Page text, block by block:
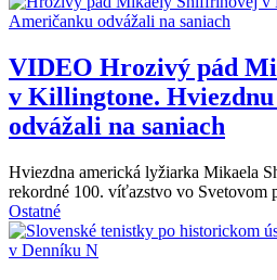
VIDEO Hrozivý pád
v Killingtone.
odvážali na saniach
Hviezdna americká lyžiarka Mikaela
rekordné 100. víťazstvo vo Svetovom
Ostatné